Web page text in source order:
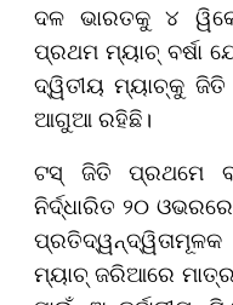
ଦଳ ଭାରତକୁ ୪
ପ୍ରଥମ ମ୍ୟାଚ୍ ବର୍ଷା
ଦ୍ୱିତୀୟ ମ୍ୟାଚ୍‌କୁ
ଆଗୁଆ ରହିଛି।
ଟସ୍ ଜିତି ପ୍ରଥମେ
ନିର୍ଦ୍ଧାରିତ ୨୦
ମ୍ୟାଚ୍ ଜରିଆରେ